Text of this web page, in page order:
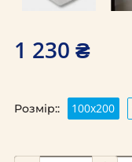
1 230 ₴
Розмір:: 100х200